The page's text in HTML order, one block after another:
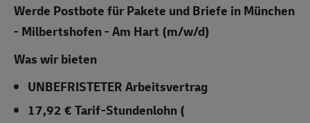
Werde Postbote für Pakete und Briefe in München
- Milbertshofen - Am Hart (m/w/d)
Was wir bieten
UNBEFRISTETERArbeitsvertrag
17,92 € Tarif-Stundenlohn (